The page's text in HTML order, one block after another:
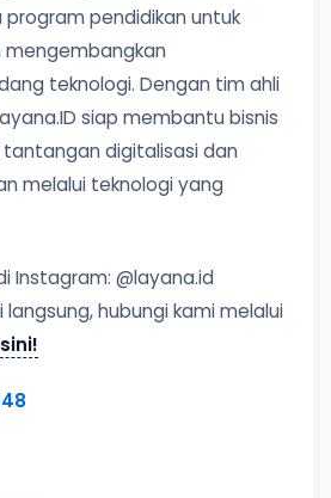
pendidikan untuk
mengembangkan
teknologi. Dengan tim ahli
siap membantu bisnis
digitalisasi dan
melalui teknologi yang
Instagram: @layana.id
langsung, hubungi kami melalui